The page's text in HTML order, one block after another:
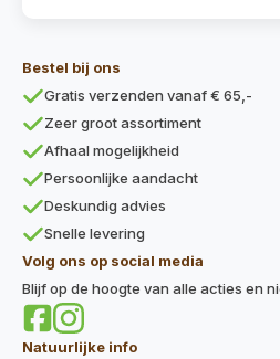
Bestel bij ons
Gratis verzenden vanaf € 65,-
Zeer groot assortiment
Afhaal mogelijkheid
Persoonlijke aandacht
Deskundig advies
Snelle levering
Volg ons op social media
Blijf op de hoogte van alle acties en
Natuurlijke info